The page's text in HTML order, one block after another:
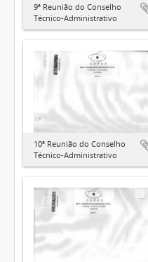
9ª Reunião do Conselho
Técnico-Administrativo
10ª Reunião do Conselho
Técnico-Administrativo